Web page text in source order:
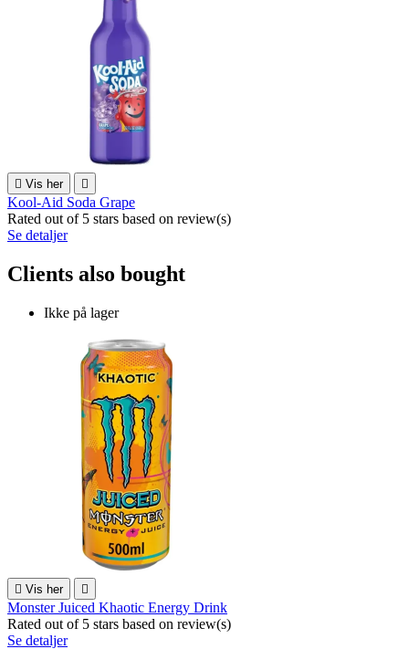
 Vis her 
Kool-Aid Soda Grape
Rated out of 5 stars based on review(s)
Se detaljer
Clients also bought
Ikke på lager
 Vis her 
Monster Juiced Khaotic Energy Drink
Rated out of 5 stars based on review(s)
Se detaljer